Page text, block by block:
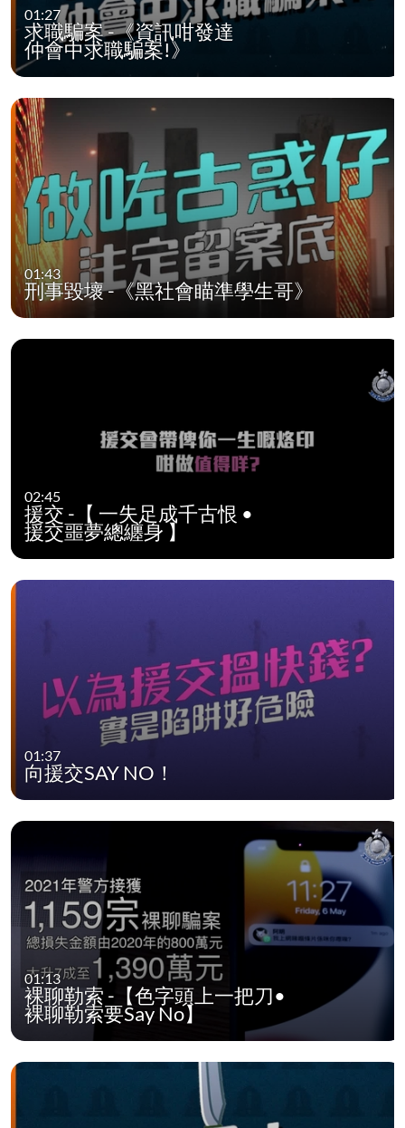
01:27
求職騙案 -《資訊咁發達
仲會中求職騙案!》
01:43
刑事毀壞 -《黑社會瞄準學生哥》
02:45
援交 -【 一失足成千古恨 •
援交噩夢總纏身 】
01:37
向援交SAY NO！
01:13
裸聊勒索 -【色字頭上一把刀•
裸聊勒索要Say No】